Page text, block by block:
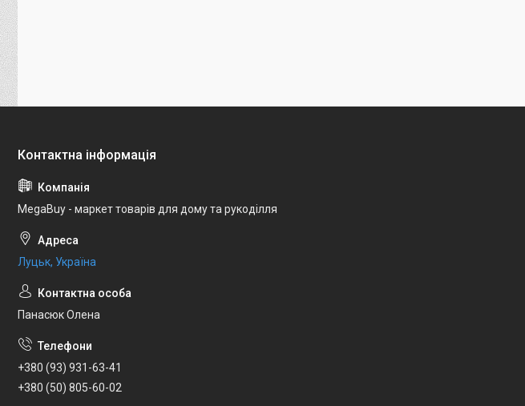
MegaBuy - маркет товарів для дому та рукоділля
Луцьк, Україна
Панасюк Олена
+380 (93) 931-63-41
+380 (50) 805-60-02